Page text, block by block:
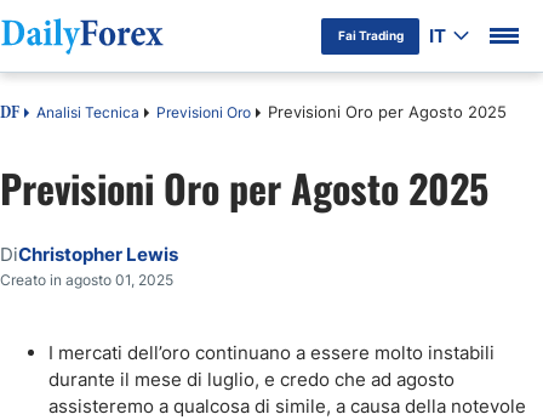
Fai Trading IT
DF Analisi Tecnica Previsioni Oro Previsioni Oro per Agosto 2025
Previsioni Oro per Agosto 2025
DiChristopher Lewis
Creato in agosto 01, 2025
I mercati dell’oro continuano a essere molto instabili
durante il mese di luglio, e credo che ad agosto
assisteremo a qualcosa di simile, a causa della notevole